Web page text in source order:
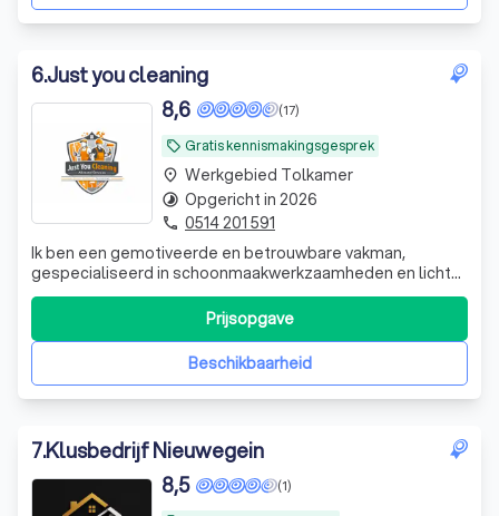
6.Just you cleaning
local_offer Gratis kennismakingsgesprek
(17)
8,6
Ik ben een gemotiveerde en betrouwbare vakman,
gespecialiseerd in schoonmaakwerkzaamheden en lichte
klussen. Ik bied professionele schoonmaakdiensten aan
voor woningen, kantoren en andere ruimtes. Daarnaast
heb ik ervaring met het leggen van laminaat en
vloerwerkzaamheden, tuinonderhoud en lichte bu
Beschikbaarheid
Prijsopgave
place Werkgebied Tolkamer
timelapse Opgericht in 2026
phone 0514 201 591
7.Klusbedrijf Nieuwegein
(1)
8,5